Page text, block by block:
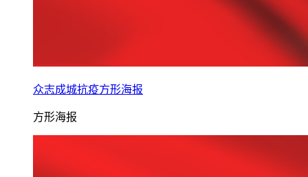
众志成城抗疫方形海报
方形海报